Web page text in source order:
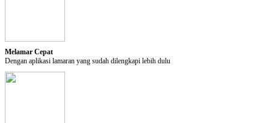
delete
Melamar Cepat
Dengan aplikasi lamaran yang sudah dilengkapi lebih dulu